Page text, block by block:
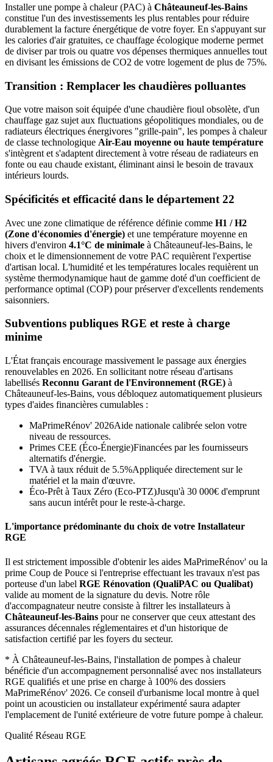
Installer une pompe à chaleur (PAC) à Châteauneuf-les-Bains
constitue l'un des investissements les plus rentables pour réduire
durablement la facture énergétique de votre foyer. En s'appuyant sur
les calories d'air gratuites, ce chauffage écologique moderne permet
de diviser par trois ou quatre vos dépenses thermiques annuelles tout
en divisant les émissions de CO2 de votre logement de plus de 75%.
Transition : Remplacer les chaudières polluantes
Que votre maison soit équipée d'une chaudière fioul obsolète, d'un
chauffage gaz sujet aux fluctuations géopolitiques mondiales, ou de
radiateurs électriques énergivores "grille-pain", les pompes à chaleur
de classe technologique Air-Eau moyenne ou haute température
s'intègrent et s'adaptent directement à votre réseau de radiateurs en
fonte ou eau chaude existant, éliminant ainsi le besoin de travaux
intérieurs lourds.
Spécificités et efficacité dans le département 22
Avec une zone climatique de référence définie comme H1 / H2
(Zone d'économies d'énergie) et une température moyenne en
hivers d'environ 4.1°C de minimale à Châteauneuf-les-Bains, le
choix et le dimensionnement de votre PAC requièrent l'expertise
d'artisan local. L'humidité et les températures locales requièrent un
système thermodynamique haut de gamme doté d'un coefficient de
performance optimal (COP) pour préserver d'excellents rendements
saisonniers.
Subventions publiques RGE et reste à charge
minime
L'État français encourage massivement le passage aux énergies
renouvelables en 2026. En sollicitant notre réseau d'artisans
labellisés Reconnu Garant de l'Environnement (RGE) à
Châteauneuf-les-Bains, vous débloquez automatiquement plusieurs
types d'aides financières cumulables :
MaPrimeRénov' 2026Aide nationale calibrée selon votre
niveau de ressources.
Primes CEE (Éco-Énergie)Financées par les fournisseurs
alternatifs d'énergie.
TVA à taux réduit de 5.5%Appliquée directement sur le
matériel et la main d'œuvre.
Éco-Prêt à Taux Zéro (Eco-PTZ)Jusqu'à 30 000€ d'emprunt
sans aucun intérêt pour le reste-à-charge.
L'importance prédominante du choix de votre Installateur
RGE
Il est strictement impossible d'obtenir les aides MaPrimeRénov' ou la
prime Coup de Pouce si l'entreprise effectuant les travaux n'est pas
porteuse d'un label RGE Rénovation (QualiPAC ou Qualibat)
valide au moment de la signature du devis. Notre rôle
d'accompagnateur neutre consiste à filtrer les installateurs à
Châteauneuf-les-Bains pour ne conserver que ceux attestant des
assurances décennales réglementaires et d'un historique de
satisfaction certifié par les foyers du secteur.
* À Châteauneuf-les-Bains, l'installation de pompes à chaleur
bénéficie d'un accompagnement personnalisé avec nos installateurs
RGE qualifiés et une prise en charge à 100% des dossiers
MaPrimeRénov' 2026. Ce conseil d'urbanisme local montre à quel
point un acousticien ou installateur expérimenté saura adapter
l'emplacement de l'unité extérieure de votre future pompe à chaleur.
Qualité Réseau RGE